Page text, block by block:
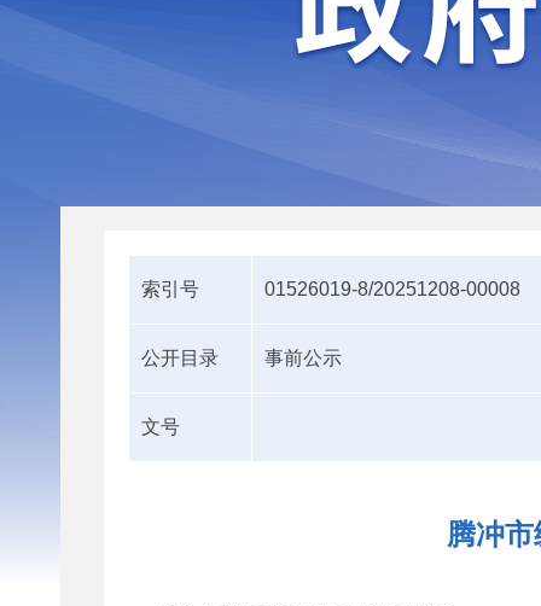
索引号 01526019-8/20251208-00008
公开目录 事前公示
文号
腾冲